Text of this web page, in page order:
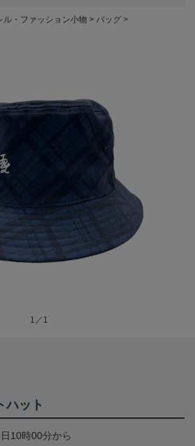
ル・ファッション小物
バッグ
1／1
ハット
10時00分から